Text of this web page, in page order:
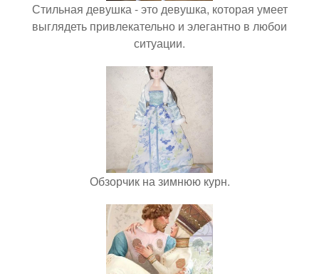
Стильная девушка - это девушка, которая умеет
выглядеть привлекательно и элегантно в любои
ситуации.
Обзорчик на зимнюю курн.